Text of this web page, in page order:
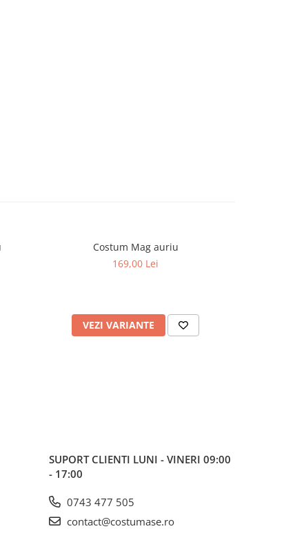
Costum Mag auriu
169,00 Lei
VEZI VARIANTE
SUPORT CLIENTI LUNI - VINERI 09:00
- 17:00
0743 477 505
contact@costumase.ro